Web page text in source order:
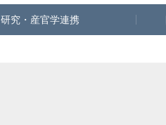
研究・産官学連携